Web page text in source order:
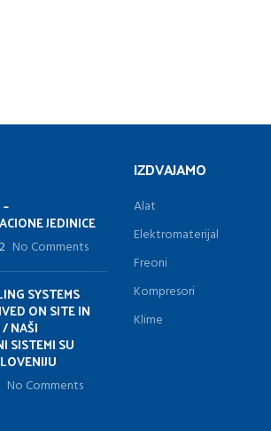
JEDINICE
No Comments
SYSTEMS
ON SITE IN
NAŠI
SISTEMI SU
No Comments
IZDVAJAMO
Alat
Elektromaterijal
Freoni
Kompresori
Klime